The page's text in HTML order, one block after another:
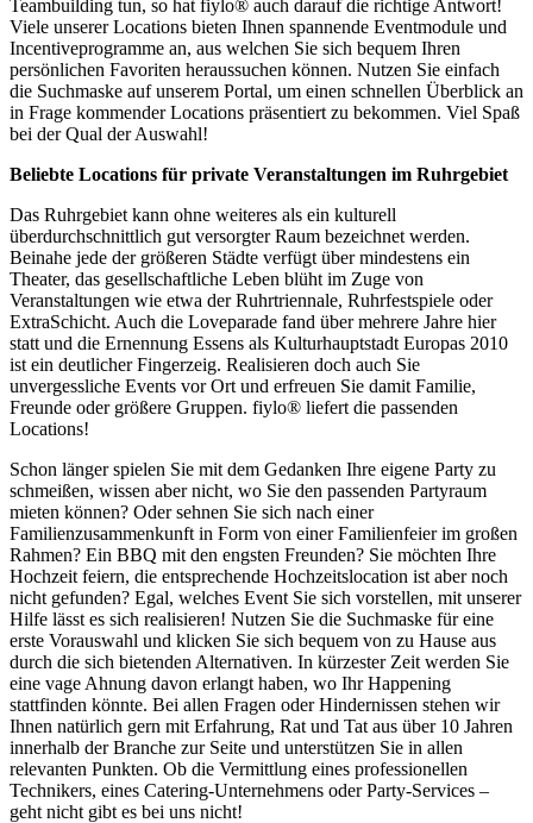
Teambuilding tun, so hat fiylo® auch darauf die richtige Antwort!
Viele unserer Locations bieten Ihnen spannende Eventmodule und
Incentiveprogramme an, aus welchen Sie sich bequem Ihren
persönlichen Favoriten heraussuchen können. Nutzen Sie einfach
die Suchmaske auf unserem Portal, um einen schnellen Überblick an
in Frage kommender Locations präsentiert zu bekommen. Viel Spaß
bei der Qual der Auswahl!
Beliebte Locations für private Veranstaltungen im Ruhrgebiet
Das Ruhrgebiet kann ohne weiteres als ein kulturell
überdurchschnittlich gut versorgter Raum bezeichnet werden.
Beinahe jede der größeren Städte verfügt über mindestens ein
Theater, das gesellschaftliche Leben blüht im Zuge von
Veranstaltungen wie etwa der Ruhrtriennale, Ruhrfestspiele oder
ExtraSchicht. Auch die Loveparade fand über mehrere Jahre hier
statt und die Ernennung Essens als Kulturhauptstadt Europas 2010
ist ein deutlicher Fingerzeig. Realisieren doch auch Sie
unvergessliche Events vor Ort und erfreuen Sie damit Familie,
Freunde oder größere Gruppen. fiylo® liefert die passenden
Locations!
Schon länger spielen Sie mit dem Gedanken Ihre eigene Party zu
schmeißen, wissen aber nicht, wo Sie den passenden Partyraum
mieten können? Oder sehnen Sie sich nach einer
Familienzusammenkunft in Form von einer Familienfeier im großen
Rahmen? Ein BBQ mit den engsten Freunden? Sie möchten Ihre
Hochzeit feiern, die entsprechende Hochzeitslocation ist aber noch
nicht gefunden? Egal, welches Event Sie sich vorstellen, mit unserer
Hilfe lässt es sich realisieren! Nutzen Sie die Suchmaske für eine
erste Vorauswahl und klicken Sie sich bequem von zu Hause aus
durch die sich bietenden Alternativen. In kürzester Zeit werden Sie
eine vage Ahnung davon erlangt haben, wo Ihr Happening
stattfinden könnte. Bei allen Fragen oder Hindernissen stehen wir
Ihnen natürlich gern mit Erfahrung, Rat und Tat aus über 10 Jahren
innerhalb der Branche zur Seite und unterstützen Sie in allen
relevanten Punkten. Ob die Vermittlung eines professionellen
Technikers, eines Catering-Unternehmens oder Party-Services –
geht nicht gibt es bei uns nicht!